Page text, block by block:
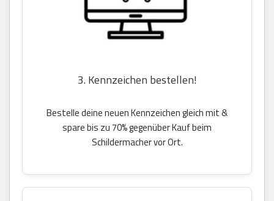
3. Kennzeichen bestellen!
Bestelle deine neuen Kennzeichen gleich mit &
spare bis zu 70% gegenüber Kauf beim
Schildermacher vor Ort.